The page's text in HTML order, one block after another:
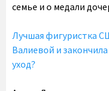
семье и о медали
Лучшая фигуристка
Валиевой и
уход?